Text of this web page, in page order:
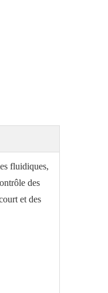
fluidiques,
des
et des